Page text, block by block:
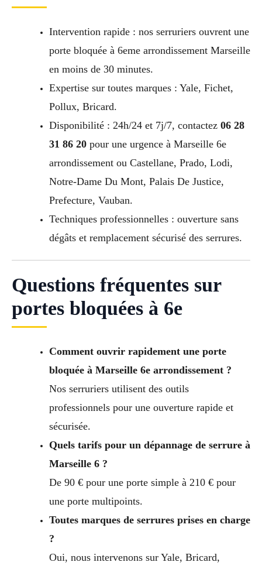
Intervention rapide : nos serruriers ouvrent une
porte bloquée à 6eme arrondissement Marseille
en moins de 30 minutes.
Expertise sur toutes marques : Yale, Fichet,
Pollux, Bricard.
Disponibilité : 24h/24 et 7j/7, contactez 06 28
31 86 20pour une urgence à Marseille 6e
arrondissement ou Castellane, Prado, Lodi,
Notre-Dame Du Mont, Palais De Justice,
Prefecture, Vauban.
Techniques professionnelles : ouverture sans
dégâts et remplacement sécurisé des serrures.
Questions fréquentes sur
portes bloquées à 6e
Comment ouvrir rapidement une porte
bloquée à Marseille 6e arrondissement ?
Nos serruriers utilisent des outils
professionnels pour une ouverture rapide et
sécurisée.
Quels tarifs pour un dépannage de serrure à
Marseille 6 ?
De 90 € pour une porte simple à 210 € pour
une porte multipoints.
Toutes marques de serrures prises en charge
?
Oui, nous intervenons sur Yale, Bricard,